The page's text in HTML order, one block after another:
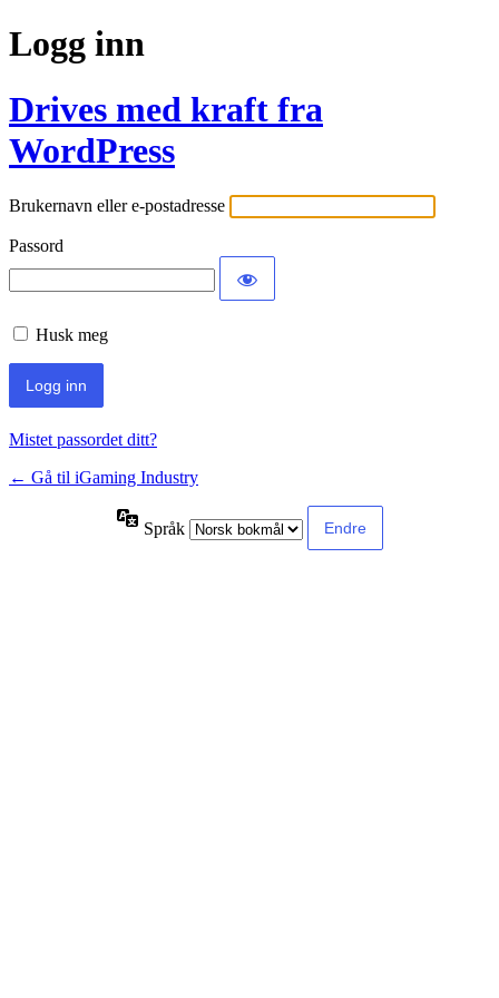
Logg inn
Drives med kraft fra
WordPress
Brukernavn eller e-postadresse
Passord
Husk meg
Mistet passordet ditt?
← Gå til iGaming Industry
Språk